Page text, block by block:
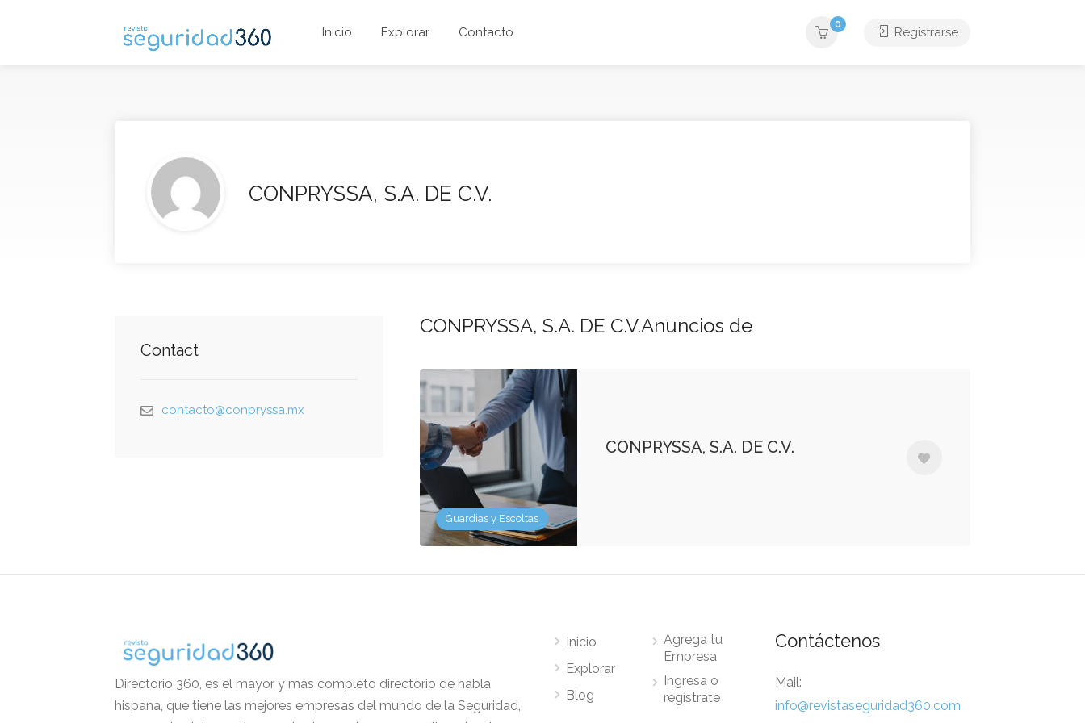
Inicio Explorar Contacto
0
Registrarse
CONPRYSSA, S.A. DE C.V.
Contact
contacto@conpryssa.mx
CONPRYSSA, S.A. DE C.V.Anuncios de
Guardias y Escoltas
CONPRYSSA, S.A. DE C.V.
Directorio 360, es el mayor y más completo directorio de habla
hispana, que tiene las mejores empresas del mundo de la Seguridad,
Inicio
Explorar
Blog
Agrega tu
Empresa
Ingresa o
regístrate
Contáctenos
Mail:
info@revistaseguridad360.com